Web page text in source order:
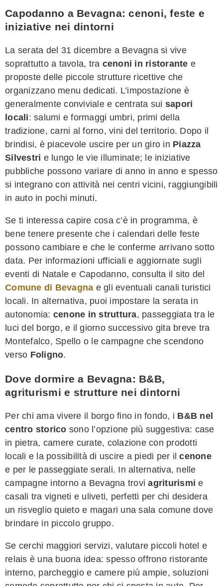
Capodanno a Bevagna: cenoni, feste e
iniziative nei dintorni
La serata del 31 dicembre a Bevagna si vive
soprattutto a tavola, tra cenoni in ristorante e
proposte delle piccole strutture ricettive che
organizzano menu dedicati. L’impostazione è
generalmente conviviale e centrata sui sapori
locali: salumi e formaggi umbri, primi della
tradizione, carni al forno, vini del territorio. Dopo il
brindisi, è piacevole uscire per un giro in Piazza
Silvestri e lungo le vie illuminate; le iniziative
pubbliche possono variare di anno in anno e spesso
si integrano con attività nei centri vicini, raggiungibili
in auto in pochi minuti.
Se ti interessa capire cosa c’è in programma, è
bene tenere presente che i calendari delle feste
possono cambiare e che le conferme arrivano sotto
data. Per informazioni ufficiali e aggiornate sugli
eventi di Natale e Capodanno, consulta il sito del
Comune di Bevagna e gli eventuali canali turistici
locali. In alternativa, puoi impostare la serata in
autonomia: cenone in struttura, passeggiata tra le
luci del borgo, e il giorno successivo gita breve tra
Montefalco, Spello o le campagne che scendono
verso Foligno.
Dove dormire a Bevagna: B&B,
agriturismi e strutture nei dintorni
Per chi ama vivere il borgo fino in fondo, i B&B nel
centro storico sono l’opzione più suggestiva: case
in pietra, camere curate, colazione con prodotti
locali e la possibilità di uscire a piedi per ilcenone
e per le passeggiate serali. In alternativa, nelle
campagne intorno a Bevagna troviagriturismi e
casali tra vigneti e uliveti, perfetti per chi desidera
un risveglio quieto e magari una sala comune dove
brindare in piccolo gruppo.
Se cerchi maggiori servizi, valutare piccoli hotel e
relais è una buona idea: spesso offrono ristorante
interno, parcheggio e camere più ampie, soluzioni